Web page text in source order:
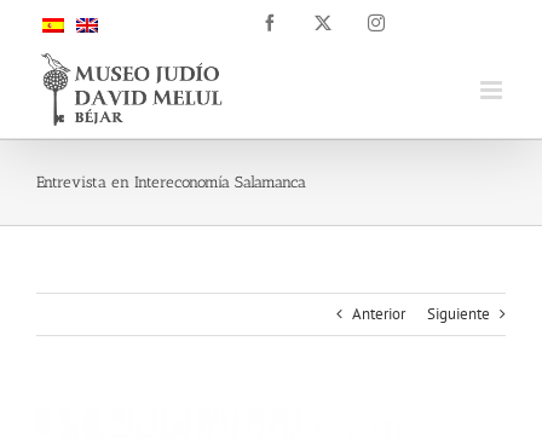
contenido
Facebook Instagram
Entrevista en Intereconomía Salamanca
Anterior Siguiente